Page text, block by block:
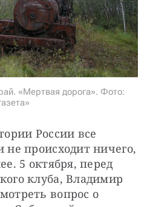
«Мертвая дорога». Фото:
России все
не происходит ничего,
5 октября, перед
клуба, Владимир
вопрос о
donate@novayagazeta.ruили